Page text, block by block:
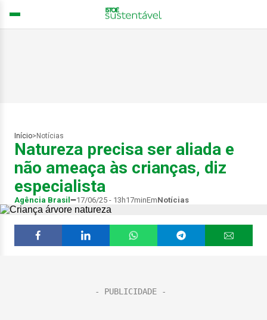
Início> Notícias
Natureza precisa ser aliada e
não ameaça às crianças, diz
especialista
Agência Brasil 17/06/25 - 13h17minEmNotícias